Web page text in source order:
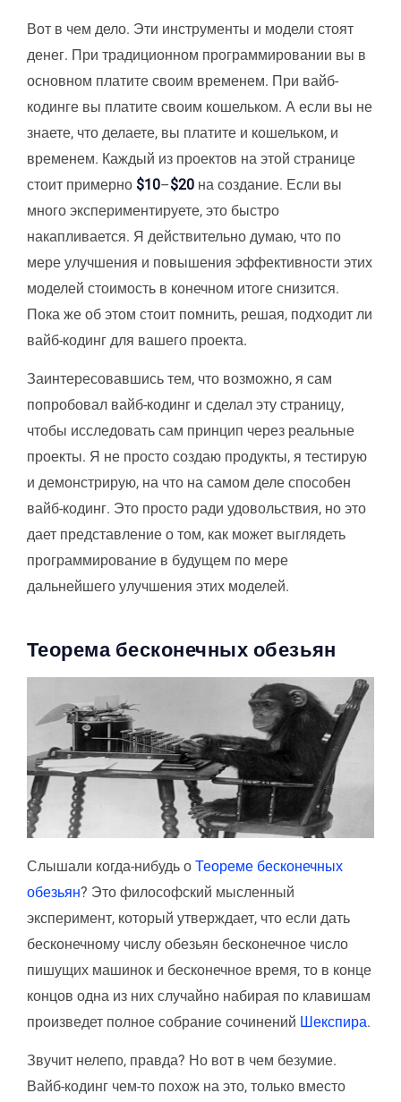
Вот в чем дело. Эти инструменты и модели стоят
денег. При традиционном программировании вы в
основном платите своим временем. При вайб-
кодинге вы платите своим кошельком. А если вы не
знаете, что делаете, вы платите и кошельком, и
временем. Каждый из проектов на этой странице
стоит примерно $10–$20 на создание. Если вы
много экспериментируете, это быстро
накапливается. Я действительно думаю, что по
мере улучшения и повышения эффективности этих
моделей стоимость в конечном итоге снизится.
Пока же об этом стоит помнить, решая, подходит ли
вайб-кодинг для вашего проекта.
Заинтересовавшись тем, что возможно, я сам
попробовал вайб-кодинг и сделал эту страницу,
чтобы исследовать сам принцип через реальные
проекты. Я не просто создаю продукты, я тестирую
и демонстрирую, на что на самом деле способен
вайб-кодинг. Это просто ради удовольствия, но это
дает представление о том, как может выглядеть
программирование в будущем по мере
дальнейшего улучшения этих моделей.
Теорема бесконечных обезьян
Слышали когда-нибудь о Теореме бесконечных
обезьян? Это философский мысленный
эксперимент, который утверждает, что если дать
бесконечному числу обезьян бесконечное число
пишущих машинок и бесконечное время, то в конце
концов одна из них случайно набирая по клавишам
произведет полное собрание сочинений Шекспира.
Звучит нелепо, правда? Но вот в чем безумие.
Вайб-кодинг чем-то похож на это, только вместо